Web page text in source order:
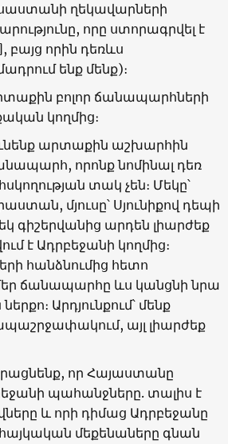
ղեկավարների
որը ստորագրվել է
որին դեռևս
ենք մենք)։
բոլոր ճանապարհների
կողմից։
արտաքին աշխարհին
որոնք նոմինալ դեռ
տակ չեն։ Մեկը՝
մյուսը՝ Սյունիքով դեպի
գիշերվանից արդեն լիարժեք
է Ադրբեջանի կողմից։
հանձնումից հետո
ճանապարհը ևս կանցնի նրա
Արդյունքում՝ մենք
այլ լիարժեք
որ Հայաստանը
պահանջները. տալիս է
և որի դիմաց Ադրբեջանը
հայկական մեքենաները գնան